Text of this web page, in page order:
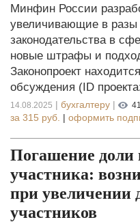
Минфин России
увеличивающие в
законодательства в
новые штрафы и
Законопроект
обсуждения (ID
14.08.2025 | бухгалтеру | 41
за 315 руб. | оформить
Погашение
участника:
при увеличении
участников